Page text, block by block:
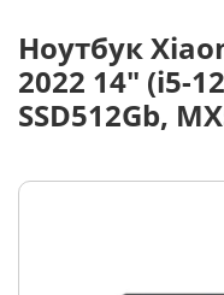
Ноутбук
2022 14" (i5-
SSD512Gb,